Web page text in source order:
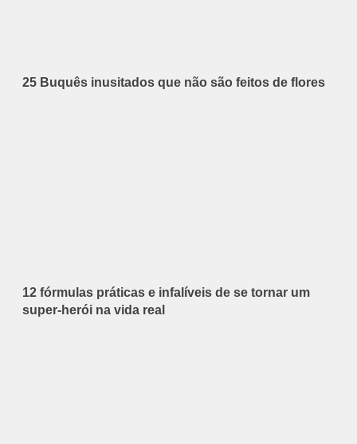
25 Buquês inusitados que não são feitos de flores
12 fórmulas práticas e infalíveis de se tornar um
super-herói na vida real